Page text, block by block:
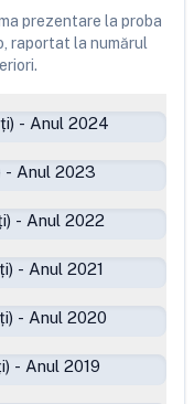
prezentare la proba
raportat la numărul
- Anul 2024
- Anul 2023
- Anul 2022
- Anul 2021
- Anul 2020
- Anul 2019